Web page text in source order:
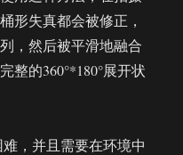
形失真都会被修正，
，然后被平滑地融合
整的360°*180°展开状
，并且需要在环境中